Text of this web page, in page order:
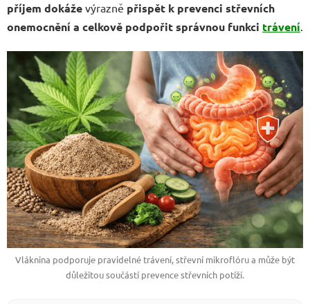
příjem dokáže výrazně přispět k prevenci střevních
onemocnění a celkově podpořit správnou funkci trávení.
Vláknina podporuje pravidelné trávení, střevní mikroflóru a může být
důležitou součástí prevence střevních potíží.